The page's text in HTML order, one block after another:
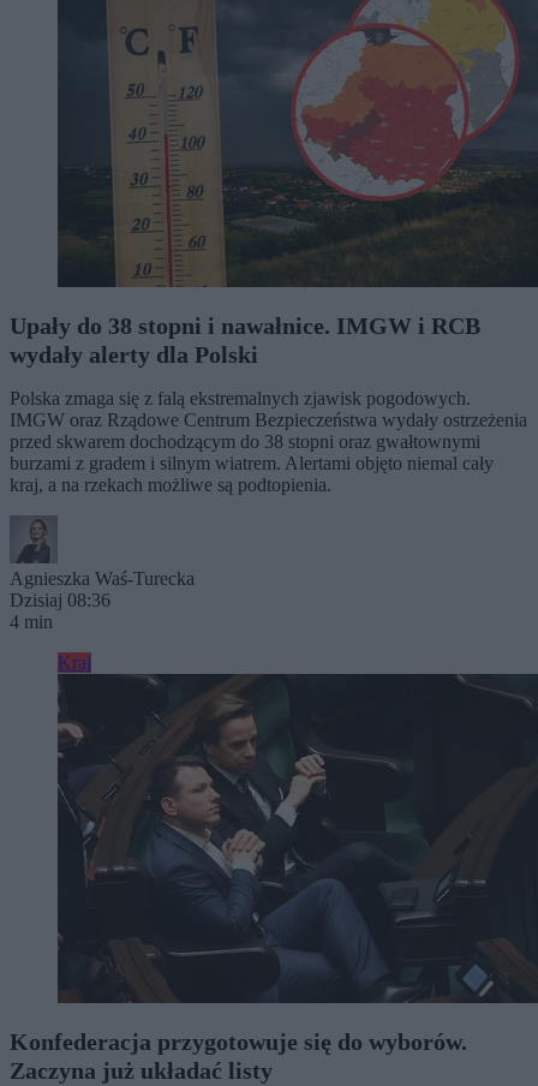
Upały do 38 stopni i nawałnice. IMGW i RCB
wydały alerty dla Polski
Polska zmaga się z falą ekstremalnych zjawisk pogodowych.
IMGW oraz Rządowe Centrum Bezpieczeństwa wydały ostrzeżenia
przed skwarem dochodzącym do 38 stopni oraz gwałtownymi
burzami z gradem i silnym wiatrem. Alertami objęto niemal cały
kraj, a na rzekach możliwe są podtopienia.
Agnieszka Waś-Turecka
Dzisiaj 08:36
4 min
Kraj
Konfederacja przygotowuje się do wyborów.
Zaczyna już układać listy